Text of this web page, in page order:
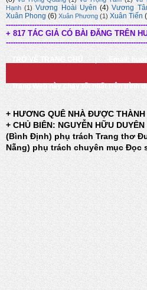
Hạnh (1) Vương Hoài Uyên (4) Vương
Xuân Phong (6) Xuân Phương (1) Xuân Tiến
+ 817 TÁC GIẢ CÓ BÀI ĐĂNG TRÊN
TRỞ VỀ TRANG CHỦ Email:
Trang Web này chạy tốt nhất trên trình
+ HƯƠNG QUÊ NHÀ ĐƯỢC
+ CHỦ BIÊN: NGUYỄN HỮU
(Bình Định) phụ trách Trang thơ
Nẵng) phụ trách chuyên mục Đọc